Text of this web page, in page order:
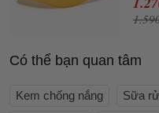
Có thể bạn quan tâm
Kem chống nắng Sữa